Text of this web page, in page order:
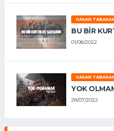
HAKAN TABAKAN
BU BİR
01/08/2022
HAKAN TABAKAN
YOK
28/07/2022